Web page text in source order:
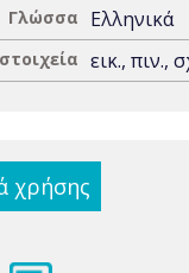
Γλώσσα Ελληνικά
εικ., πιν.,
χρήσης